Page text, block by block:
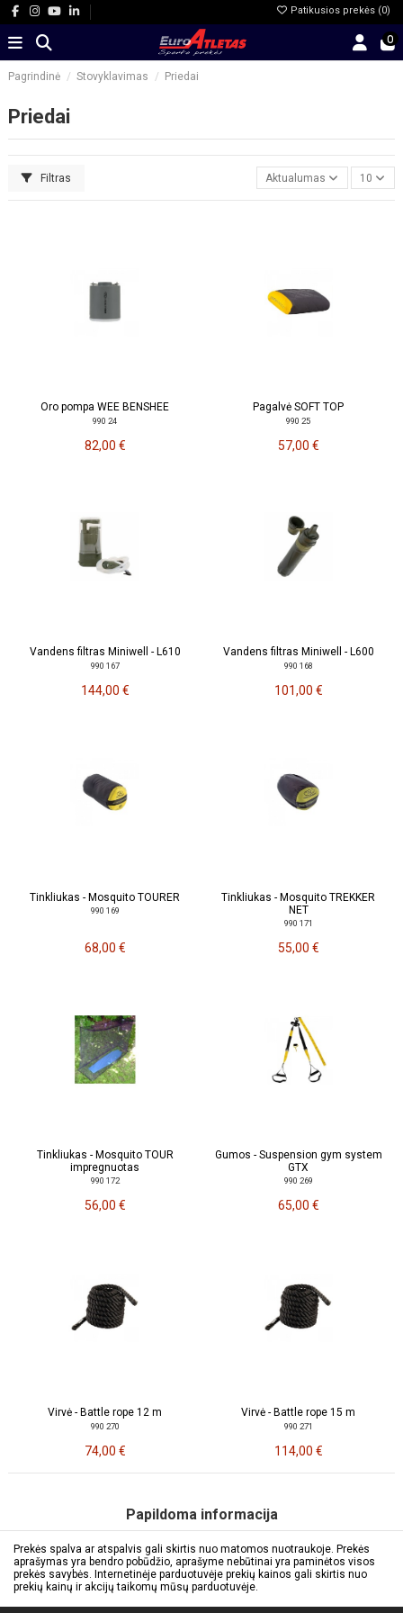
Patikusios prekės (0)
0
Pagrindinė Stovyklavimas Priedai
Priedai
Filtras Aktualumas 10
Oro pompa WEE BENSHEE
990 24
82,00 €
Pagalvė SOFT TOP
990 25
57,00 €
Vandens filtras Miniwell - L610
990 167
144,00 €
Vandens filtras Miniwell - L600
990 168
101,00 €
Tinkliukas - Mosquito TOURER
990 169
68,00 €
Tinkliukas - Mosquito TREKKER
NET
990 171
55,00 €
Tinkliukas - Mosquito TOUR
impregnuotas
990 172
56,00 €
Gumos - Suspension gym system
GTX
990 269
65,00 €
Virvė - Battle rope 12 m
990 270
74,00 €
Virvė - Battle rope 15 m
990 271
114,00 €
Papildoma informacija
Prekės spalva ar atspalvis gali skirtis nuo matomos nuotraukoje. Prekės
aprašymas yra bendro pobūdžio, aprašyme nebūtinai yra paminėtos visos
prekės savybės. Internetinėje parduotuvėje prekių kainos gali skirtis nuo
prekių kainų ir akcijų taikomų mūsų parduotuvėje.